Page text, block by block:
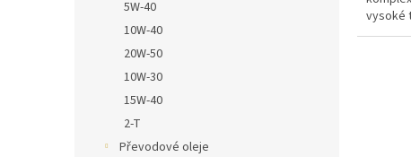
5W-40
10W-40
20W-50
10W-30
15W-40
2-T
Převodové oleje
vysoké
NLGI